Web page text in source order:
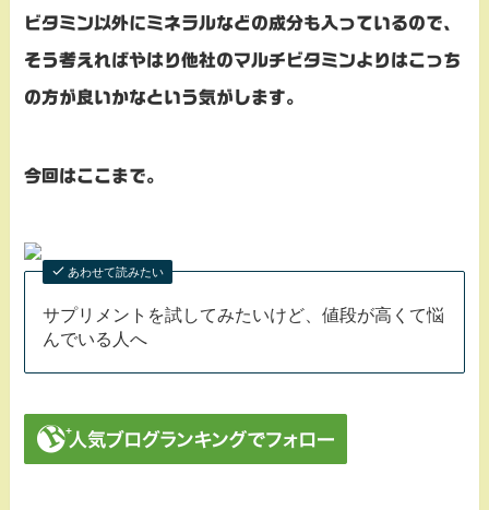
ビタミン以外にミネラルなどの成分も入っているので、
そう考えればやはり他社のマルチビタミンよりはこっち
の方が良いかなという気がします。
今回はここまで。
あわせて読みたい
サプリメントを試してみたいけど、値段が高くて悩
んでいる人へ